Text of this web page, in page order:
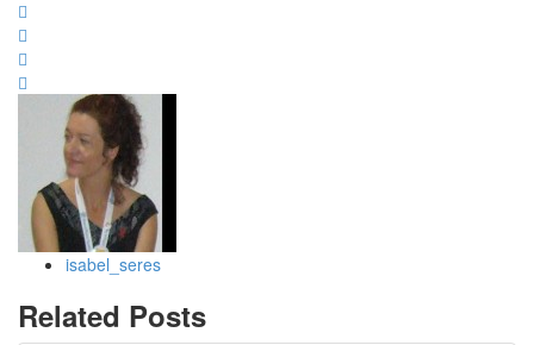
isabel_seres
Related Posts